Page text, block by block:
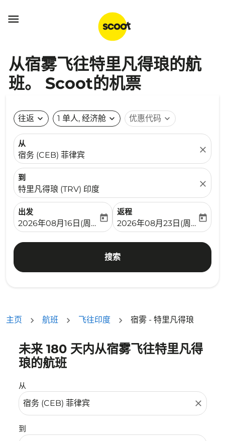

从宿雾飞往特里凡得琅的航
班。 Scoot的机票
往返 expand_more 1 单人, 经济舱 expand_more 优惠代码 expand_more
从
宿务 (CEB) 菲律宾
close
到
特里凡得琅 (TRV) 印度
close
出发
fc-booking-departure-date-aria-label
2026年08月16日(周日)
today
返程
fc-booking-return-date-
2026年08月23日(周日)
today
搜索
主页 航班 飞往印度 宿雾 - 特里凡得琅
未来 180 天内从宿雾飞往特里凡得
琅的航班
从
close
到
没有符合您的筛选条件的机票。请调整您的筛选条件。